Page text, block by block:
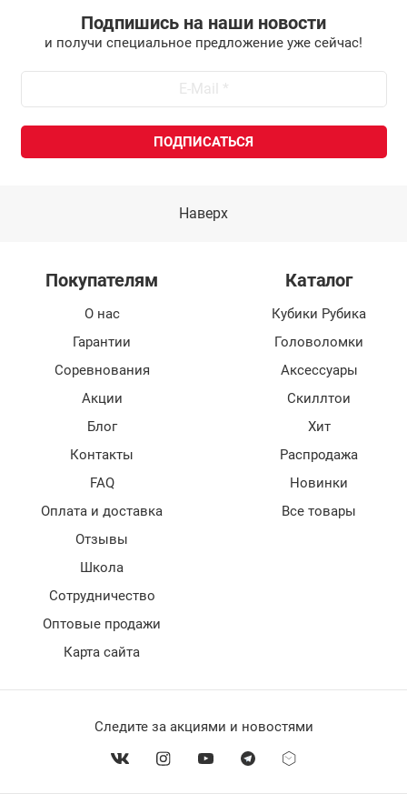
Подпишись на наши новости
и получи специальное предложение уже сейчас!
Наверх
Покупателям
О нас
Гарантии
Соревнования
Акции
Блог
Контакты
FAQ
Оплата и доставка
Отзывы
Школа
Сотрудничество
Оптовые продажи
Карта сайта
Каталог
Кубики Рубика
Головоломки
Аксессуары
Скиллтои
Хит
Распродажа
Новинки
Все товары
Следите за акциями и новостями